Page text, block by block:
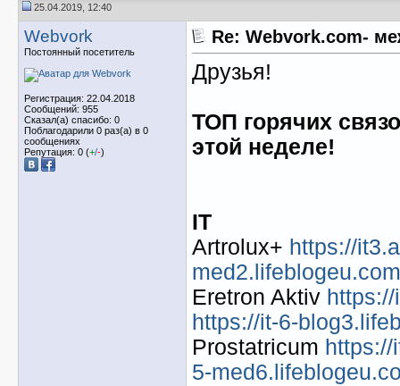
25.04.2019, 12:40
Webvork
Постоянный посетитель
Регистрация: 22.04.2018
Сообщений: 955
Сказал(а) спасибо: 0
Поблагодарили 0 раз(а) в 0
сообщениях
Репутация: 0 (+/-)
Re: Webvork.com-
Друзья!
ТОП горячих
этой неделе!
IT
Artrolux+ https://
Eretron Aktiv
https://it-6-
Prostatricum
5-